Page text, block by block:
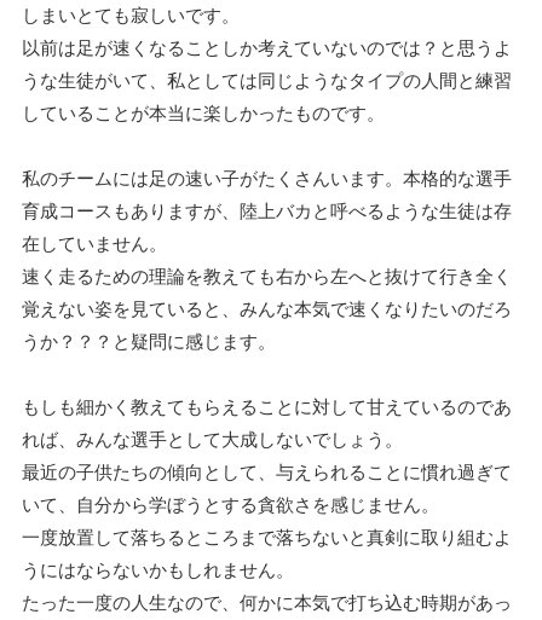
しまいとても寂しいです。
以前は足が速くなることしか考えていないのでは？と思うよ
うな生徒がいて、私としては同じようなタイプの人間と練習
していることが本当に楽しかったものです。
私のチームには足の速い子がたくさんいます。本格的な選手
育成コースもありますが、陸上バカと呼べるような生徒は存
在していません。
速く走るための理論を教えても右から左へと抜けて行き全く
覚えない姿を見ていると、みんな本気で速くなりたいのだろ
うか？？？と疑問に感じます。
もしも細かく教えてもらえることに対して甘えているのであ
れば、みんな選手として大成しないでしょう。
最近の子供たちの傾向として、与えられることに慣れ過ぎて
いて、自分から学ぼうとする貪欲さを感じません。
一度放置して落ちるところまで落ちないと真剣に取り組むよ
うにはならないかもしれません。
たった一度の人生なので、何かに本気で打ち込む時期があっ